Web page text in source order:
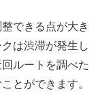
できる点が大き
は渋滞が発生し
ルートを調べた
とができます。